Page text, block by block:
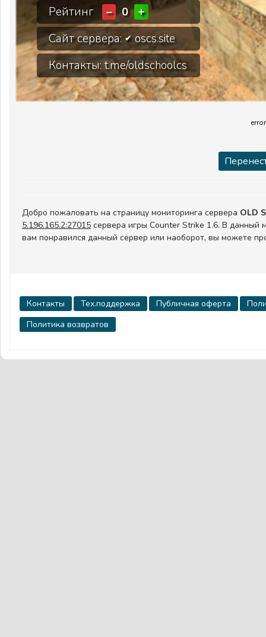
Рейтинг
− 0
+
Сайт сервера: ✔oscs.site
Контакты: t.me/oldschoolcs
error
Добро пожаловать на страницу мониторинга сервера OLD
5.196.165.2:27015 сервера игры Counter Strike 1.6. В данный
вам понравился данный сервер или наоборот, вы можете
Контакты Тех.поддержка Публичная оферта
Политика возвратов